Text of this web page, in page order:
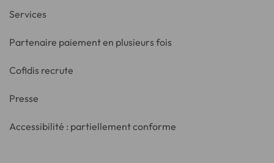
Services
Partenaire paiement en plusieurs fois
Cofidis recrute
Presse
Accessibilité : partiellement conforme